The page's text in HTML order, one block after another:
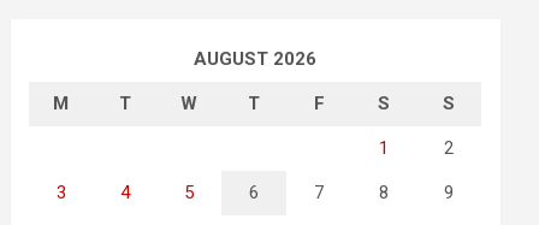
AUGUST 2026
M T W T F S S
1 2
3 4 5 6 7 8 9